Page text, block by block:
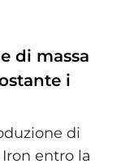
di massa
i
di
entro la